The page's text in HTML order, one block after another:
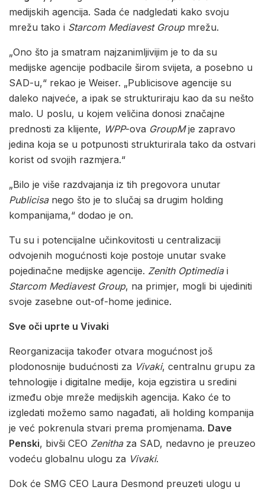
medijskih agencija. Sada će nadgledati kako svoju
mrežu tako i Starcom Mediavest Groupmrežu.
„Ono što ja smatram najzanimljivijim je to da su
medijske agencije podbacile širom svijeta, a posebno u
SAD-u,“ rekao je Weiser. „Publicisove agencije su
daleko najveće, a ipak se strukturiraju kao da su nešto
malo. U poslu, u kojem veličina donosi značajne
prednosti za klijente, WPP-ova GroupMje zapravo
jedina koja se u potpunosti strukturirala tako da ostvari
korist od svojih razmjera.“
„Bilo je više razdvajanja iz tih pregovora unutar
Publicisanego što je to slučaj sa drugim holding
kompanijama,“ dodao je on.
Tu su i potencijalne učinkovitosti u centralizaciji
odvojenih mogućnosti koje postoje unutar svake
pojedinačne medijske agencije. Zenith Optimediai
Starcom Mediavest Group, na primjer, mogli bi ujediniti
svoje zasebne out-of-home jedinice.
Sve oči uprte u Vivaki
Reorganizacija također otvara mogućnost još
plodonosnije budućnosti za Vivaki, centralnu grupu za
tehnologije i digitalne medije, koja egzistira u sredini
između obje mreže medijskih agencija. Kako će to
izgledati možemo samo nagađati, ali holding kompanija
je već pokrenula stvari prema promjenama. Dave
Penski, bivši CEO Zenithaza SAD, nedavno je preuzeo
vodeću globalnu ulogu za Vivaki.
Dok će SMG CEO Laura Desmond preuzeti ulogu u